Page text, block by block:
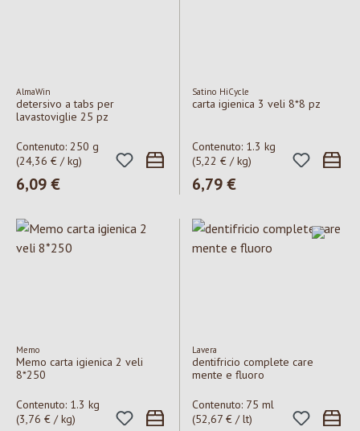
AlmaWin
detersivo a tabs per
lavastoviglie 25 pz
Contenuto: 250 g
(24,36 € / kg)
Prezzo normale:
6,09 €
Satino HiCycle
carta igienica 3 veli 8*8 pz
Contenuto: 1.3 kg
(5,22 € / kg)
Prezzo normale:
6,79 €
Memo
Memo carta igienica 2 veli
8*250
Contenuto: 1.3 kg
(3,76 € / kg)
Lavera
dentifricio complete care
mente e fluoro
Contenuto: 75 ml
(52,67 € / lt)